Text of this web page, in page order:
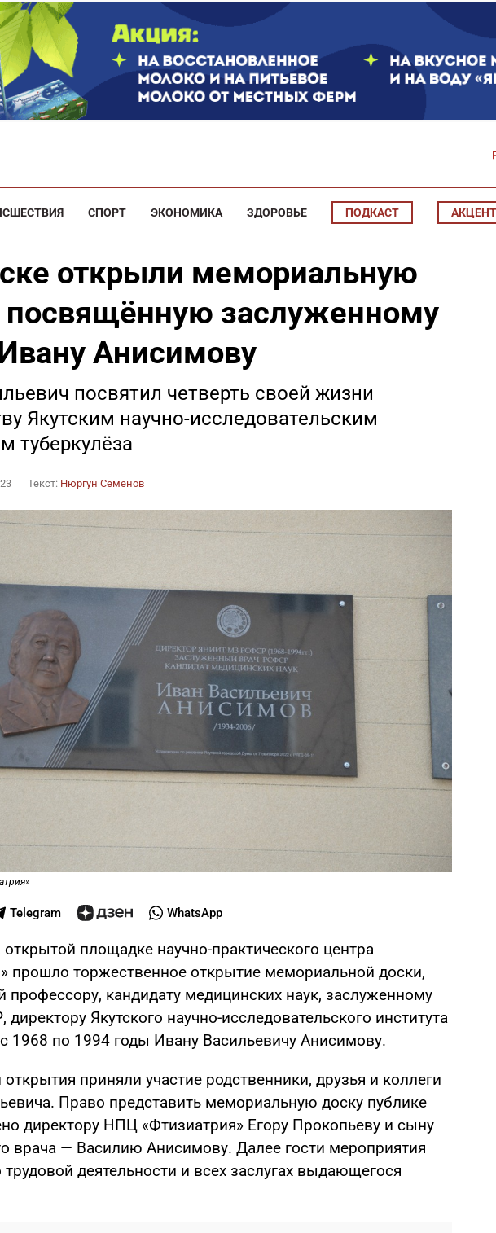
СПОРТ ЭКОНОМИКА ЗДОРОВЬЕ ПОДКАСТ АКЦЕНТ
открыли мемориальную
посвящённую заслуженному
Анисимову
посвятил четверть своей жизни
Якутским научно-исследовательским
туберкулёза
Текст: Нюргун Семенов
Telegram WhatsApp
открытой площадке научно-практического центра
прошло торжественное открытие мемориальной доски,
профессору, кандидату медицинских наук, заслуженному
Якутского научно-исследовательского института
с 1968 по 1994 годы Ивану Васильевичу Анисимову.
приняли участие родственники, друзья и коллеги
Право представить мемориальную доску публике
директору НПЦ «Фтизиатрия» Егору Прокопьеву и сыну
врача — Василию Анисимову. Далее гости мероприятия
деятельности и всех заслугах выдающегося